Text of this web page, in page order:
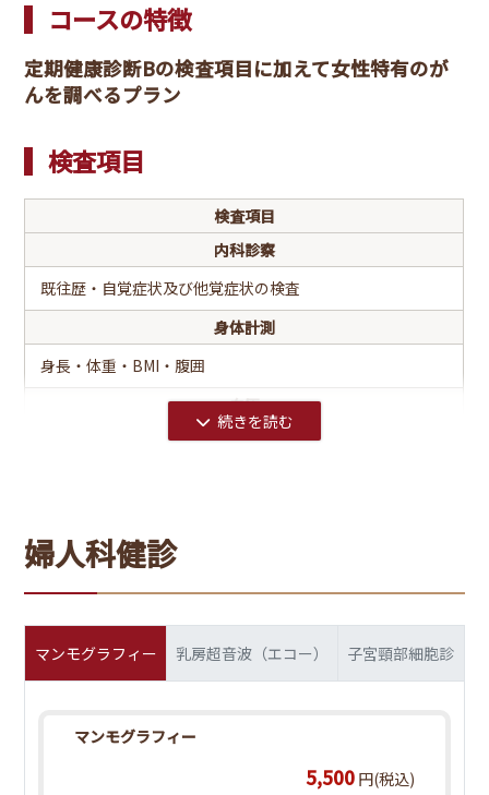
コースの特徴
定期健康診断Bの検査項目に加えて女性特有のが
んを調べるプラン
検査項目
検査項目
内科診察
既往歴・自覚症状及び他覚症状の検査
身体計測
身長・体重・BMI・腹囲
血圧
蛋白・糖
婦人科健診
マンモグラフィー 乳房超音波（エコー） 子宮頸部細胞診
マンモグラフィー
5,500円(税込)